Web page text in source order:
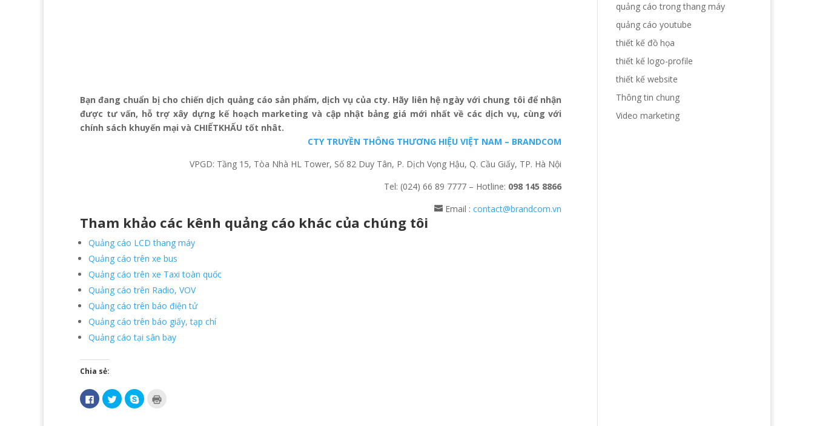
Bạn đang chuẩn bị cho chiến dịch quảng cáo sản phẩm, dịch vụ của cty. Hãy liên hệ ngày với chung tôi để nhận
được tư vấn, hỗ trợ xây dựng kế hoạch marketing và cập nhật bảng giá mới nhất về các dịch vụ, cùng với
chính sách khuyến mại và CHIẾTKHẤU tốt nhât.
CTY TRUYỀN THÔNG THƯƠNG HIỆU VIỆT NAM – BRANDCOM
VPGD: Tầng 15, Tòa Nhà HL Tower, Số 82 Duy Tân, P. Dịch Vọng Hậu, Q. Cầu Giấy, TP. Hà Nội
Tel: (024) 66 89 7777 – Hotline: 098 145 8866
Email :contact@brandcom.vn
Tham khảo các kênh quảng cáo khác của chúng tôi
Quảng cáo LCD thang máy
Quảng cáo trên xe bus
Quảng cáo trên xe Taxi toàn quốc
Quảng cáo trên Radio, VOV
Quảng cáo trên báo điện tử
Quảng cáo trên báo giấy, tạp chí
Quảng cáo tại sân bay
Chia sẻ:
N
h
B
ấ
C
l
quảng cáo trong thang máy
quảng cáo youtube
thiết kế đồ họa
thiết kế logo-profile
thiết kế website
Thông tin chung
Video marketing